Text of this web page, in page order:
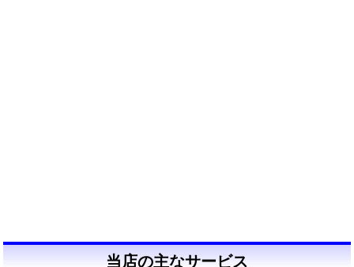
当店の主なサービス